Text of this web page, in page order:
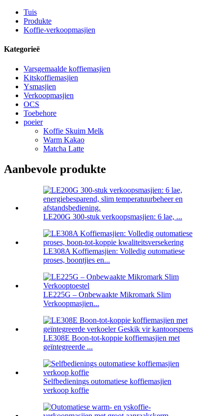
Tuis
Produkte
Koffie-verkoopmasjien
Kategorieë
Varsgemaalde koffiemasjien
Kitskoffiemasjien
Ysmasjien
Verkoopmasjien
OCS
Toebehore
poeier
Koffie Skuim Melk
Warm Kakao
Matcha Latte
Aanbevole produkte
LE200G 300-stuk verkoopsmasjien: 6 lae, ...
LE308A Koffiemasjien: Volledig outomatiese
proses, boontjies en...
LE225G – Onbewaakte Mikromark Slim
Verkoopmasjien...
LE308E Boon-tot-koppie koffiemasjien met
geïntegreerde ...
Selfbedienings outomatiese koffiemasjien
verkoop koffie